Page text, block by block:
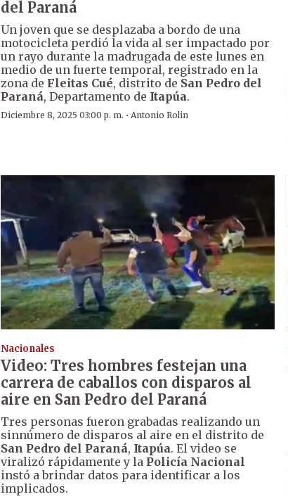
del Paraná
Un joven que se desplazaba a bordo de una
motocicleta perdió la vida al ser impactado por
un rayo durante la madrugada de este lunes en
medio de un fuerte temporal, registrado en la
zona de Fleitas Cué, distrito de San Pedro del
Paraná, Departamento de Itapúa.
Diciembre 8, 2025 03:00 p. m. ·Antonio Rolin
Nacionales
Video: Tres hombres festejan una
carrera de caballos con disparos al
aire en San Pedro del Paraná
Tres personas fueron grabadas realizando un
sinnúmero de disparos al aire en el distrito de
San Pedro del Paraná, Itapúa. El video se
viralizó rápidamente y la Policía Nacional
instó a brindar datos para identificar a los
implicados.